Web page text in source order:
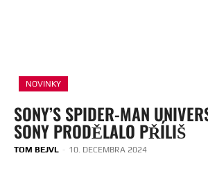
NOVINKY
SONY’S SPIDER-MAN
SONY PRODĚLALO PŘÍLIŠ
TOM BEJVL - 10. DECEMBRA 2024